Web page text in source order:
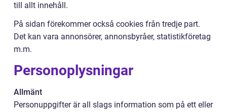
till allt innehåll.
På sidan förekommer också cookies från tredje part.
Det kan vara annonsörer, annonsbyråer, statistikföretag
m.m.
Personoplysningar
Allmänt
Personuppgifter är all slags information som på ett eller